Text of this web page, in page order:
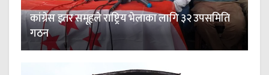
कांग्रेस इतर समूहले राष्ट्रिय भेलाका लागि ३२ उपसमिति
गठन